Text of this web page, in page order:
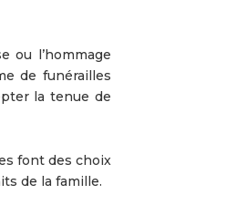
ou l’hommage
de funérailles
la tenue de
font des choix
de la famille.